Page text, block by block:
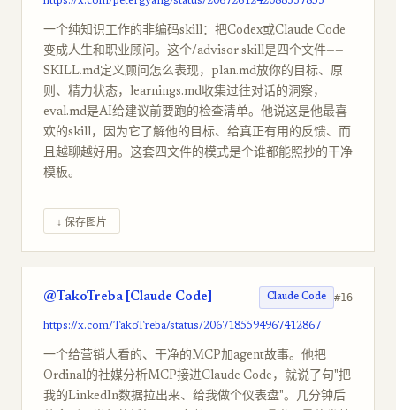
一个纯知识工作的非编码skill：把Codex或Claude Code
变成人生和职业顾问。这个/advisor skill是四个文件——
SKILL.md定义顾问怎么表现，plan.md放你的目标、原
则、精力状态，learnings.md收集过往对话的洞察，
eval.md是AI给建议前要跑的检查清单。他说这是他最喜
欢的skill，因为它了解他的目标、给真正有用的反馈、而
且越聊越好用。这套四文件的模式是个谁都能照抄的干净
模板。
↓ 保存图片
@TakoTreba [Claude Code] Claude Code #16
https://x.com/TakoTreba/status/2067185594967412867
一个给营销人看的、干净的MCP加agent故事。他把
Ordinal的社媒分析MCP接进Claude Code，就说了句"把
我的LinkedIn数据拉出来、给我做个仪表盘"。几分钟后